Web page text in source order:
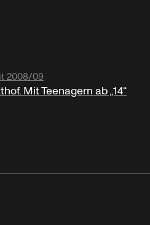
2008/09
Mit Teenagern ab „14“